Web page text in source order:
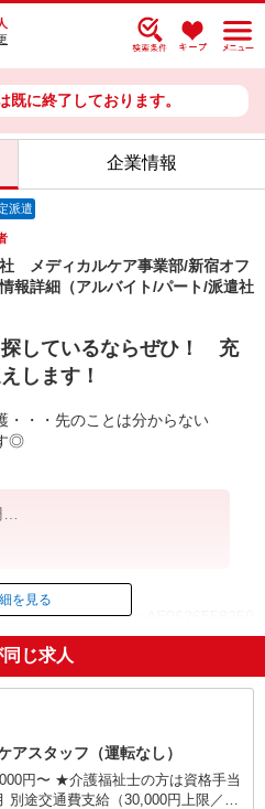
既に終了しております。
企業情報
派遣
メディカルケア事業部/新宿オフ
報詳細（アルバイト/パート/派遣社
しているならぜひ！ 充
します！
・・・先のことは分からない
◎
1,450円〜
時給1,500円〜
時給1,600円〜
よる
ID：AE0626558250
間終了
を見る
じ求人
アスタッフ（運転なし）
円〜 ★介護福祉士の方は資格手当
別途交通費支給（30,000円上限／